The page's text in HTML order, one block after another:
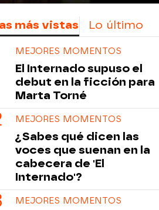
más vistas Lo último
MEJORES MOMENTOS
El Internado supuso el
debut en la ficción para
Marta Torné
MEJORES MOMENTOS
¿Sabes qué dicen las
voces que suenan en la
cabecera de 'El
Internado'?
MEJORES MOMENTOS